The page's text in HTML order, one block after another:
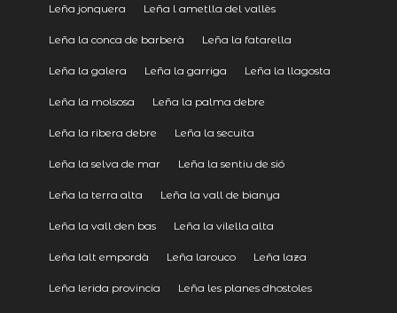
Leña jonquera Leña l ametlla del vallès
Leña la conca de barberà Leña la fatarella
Leña la galera Leña la garriga Leña la llagosta
Leña la molsosa Leña la palma debre
Leña la ribera debre Leña la secuita
Leña la selva de mar Leña la sentiu de sió
Leña la terra alta Leña la vall de bianya
Leña la vall den bas Leña la vilella alta
Leña lalt empordà Leña larouco Leña laza
Leña lerida provincia Leña les planes dhostoles